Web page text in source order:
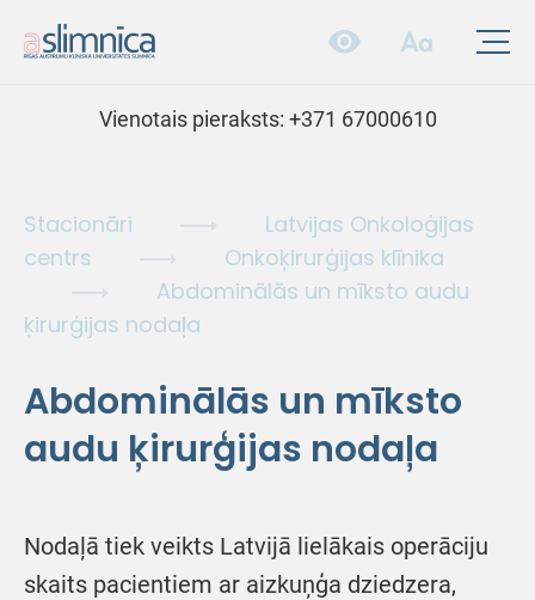
Vienotais pieraksts: +371 67000610
Stacionāri
Latvijas Onkoloģijas
centrs
Onkoķirurģijas klīnika
Abdominālās un mīksto audu
ķirurģijas nodaļa
Abdominālās un mīksto
audu ķirurģijas nodaļa
Nodaļā tiek veikts Latvijā lielākais operāciju
skaits pacientiem ar aizkuņģa dziedzera,